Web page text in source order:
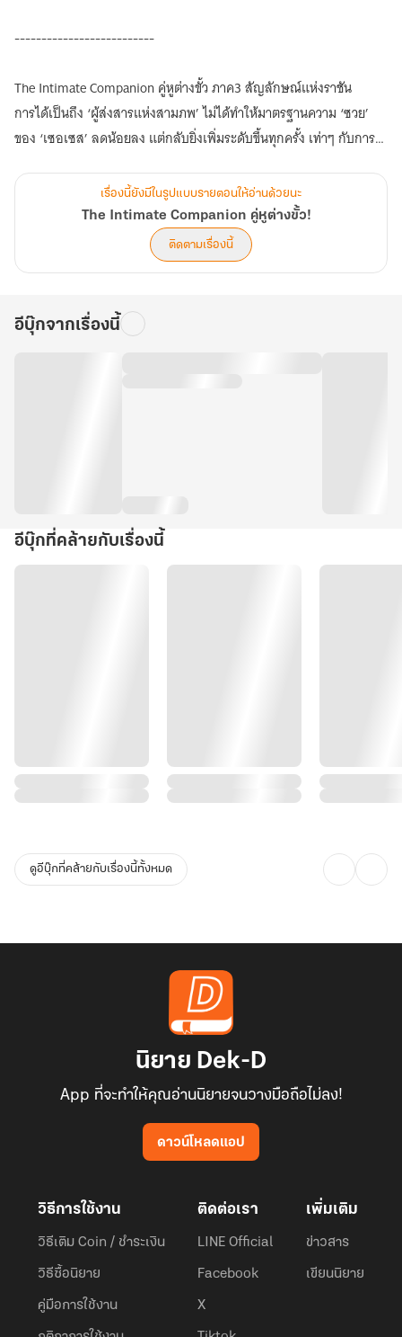
--------------------------
The Intimate Companion คู่หูต่างขั้ว ภาค3 สัญลักษณ์แห่งราชัน
การได้เป็นถึง ‘ผู้ส่งสารแห่งสามภพ’ ไม่ได้ทำให้มาตรฐานความ ‘ซวย’
ของ ‘เซอเซส’ ลดน้อยลง แต่กลับยิ่งเพิ่มระดับขึ้นทุกครั้ง เท่าๆ กับการ
ครานี้ก็เช่นกัน เมื่ออยู่ๆ ก็โดนบังคับให้รับภารกิจส่งพัสดุสำคัญถึง ‘ราชา
เผ่าเหยี่ยว’ ซึ่งไม่วายเกิดปัญหาให้ต้องแก้อีกจนได้ เพราะเพียงมาถึงก็ได้
รับฟังข่าวร้ายที่ว่าบัลลังก์เผ่าเหยี่ยวยามนั้นไร้ซึ่งราชันปกครอง และ
เลือกราชาองค์ใหม่ตั้งแต่ต้นจนจบ
เรื่องนี้ยังมีในรูปแบบรายตอนให้อ่านด้วยนะ
The Intimate Companion คู่หูต่างขั้ว!
ติดตามเรื่องนี้
อีบุ๊กจากเรื่องนี้
อีบุ๊กที่คล้ายกับเรื่องนี้
ดูอีบุ๊กที่คล้ายกับเรื่องนี้ทั้งหมด
นิยาย Dek-D
App ที่จะทำให้คุณอ่านนิยายจนวางมือถือไม่ลง!
ดาวน์โหลดแอป
วิธีการใช้งาน
วิธีเติม Coin / ชำระเงิน
วิธีซื้อนิยาย
คู่มือการใช้งาน
ติดต่อเรา
LINE Official
Facebook
X
เพิ่มเติม
ข่าวสาร
เขียนนิยาย